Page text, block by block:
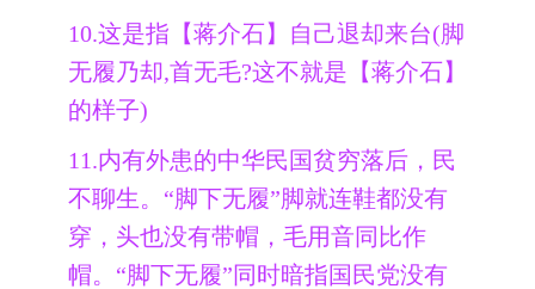
10.这是指【蒋介石】自己退却来台(脚
无履乃却,首无毛?这不就是【蒋介石】
的样子)
11.内有外患的中华民国贫穷落后，民
不聊生。“脚下无履”脚就连鞋都没有
穿，头也没有带帽，毛用音同比作
帽。“脚下无履”同时暗指国民党没有